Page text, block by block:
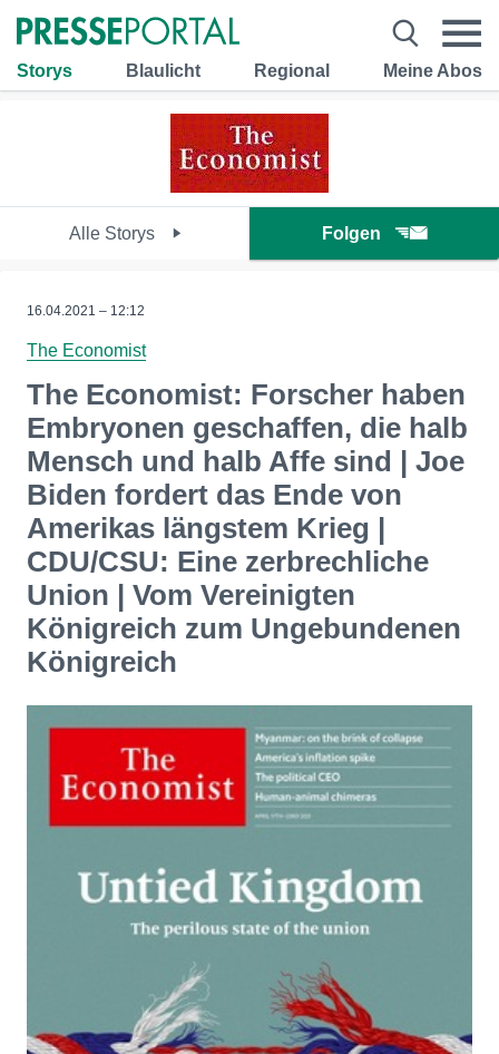
Storys Blaulicht Regional Meine Abos
Alle Storys Folgen
16.04.2021 – 12:12
The Economist
The Economist: Forscher haben
Embryonen geschaffen, die halb
Mensch und halb Affe sind | Joe
Biden fordert das Ende von
Amerikas längstem Krieg |
CDU/CSU: Eine zerbrechliche
Union | Vom Vereinigten
Königreich zum Ungebundenen
Königreich